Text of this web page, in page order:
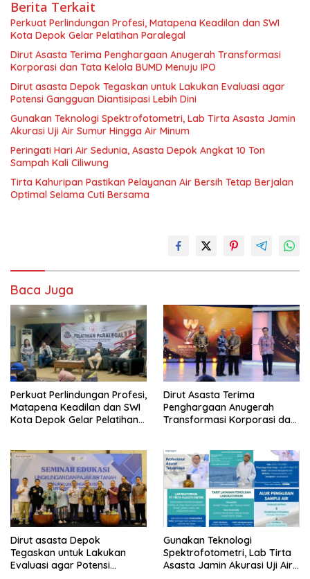
Berita Terkait
Perkuat Perlindungan Profesi, Matapena Keadilan dan SWI
Kota Depok Gelar Pelatihan Paralegal
Dirut Asasta Terima Penghargaan Anugerah Transformasi
Korporasi dan Tata Kelola BUMD Menuju IPO
Dirut asasta Depok Tegaskan untuk Lakukan Evaluasi agar
Potensi Gangguan Diantisipasi Lebih Dini
Gunakan Teknologi Spektrofotometri, Lab Tirta Asasta Jamin
Akurasi Uji Air Sumur Hingga Air Minum
Peringati Hari Air Sedunia, Asasta Depok Angkat 10 Ton
Sampah Kali Ciliwung
Tirta Kahuripan Pastikan Pelayanan Air Bersih Tetap Berjalan
Optimal Selama Cuti Bersama
Baca Juga
Perkuat Perlindungan Profesi,
Matapena Keadilan dan SWI
Kota Depok Gelar Pelatihan
Dirut Asasta Terima
Penghargaan Anugerah
Transformasi Korporasi dan
Dirut asasta Depok
Tegaskan untuk Lakukan
Evaluasi agar Potensi
Gunakan Teknologi
Spektrofotometri, Lab Tirta
Asasta Jamin Akurasi Uji Air